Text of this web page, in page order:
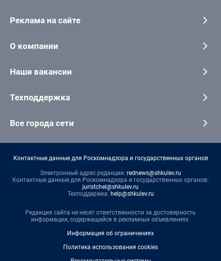
Реклама на сайте
О компании
Наши вакансии
Техподдержка
Все города сети
Контактные данные для Роскомнадзора и государственных органов
Электронный адрес редакции: rednews@shkulev.ru
Контактные данные для Роскомнадзора и государственных органов:
juristchel@shkulev.ru
Техподдержка: help@shkulev.ru
Редакция сайта не несет ответственности за достоверность
информации, содержащейся в рекламных объявлениях.
Информация об ограничениях
Политика использования cookies